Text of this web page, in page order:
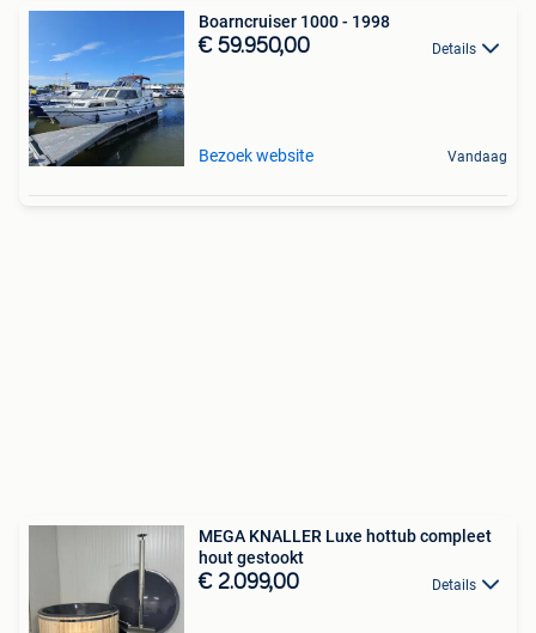
Boarncruiser 1000 - 1998
€ 59.950,00 Details
Bezoek website Vandaag
MEGA KNALLER Luxe hottub compleet
hout gestookt
€ 2.099,00 Details